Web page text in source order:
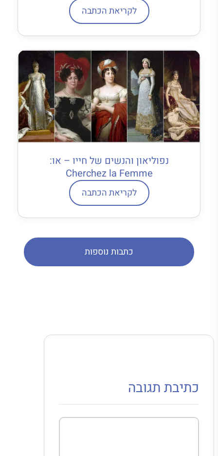
לקריאת הכתבה
נפוליאון והנשים של חייו – או:
Cherchez la Femme
לקריאת הכתבה
כתבות נוספות
כתיבת תגובה
תגובה